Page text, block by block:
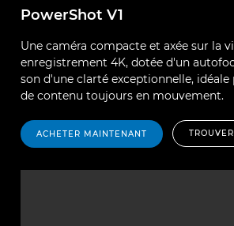
PowerShot V1
Une caméra compacte et axée sur la
enregistrement 4K, dotée d'un
son d'une clarté exceptionnelle,
de contenu toujours en mouvement.
ACHETER MAINTENANT